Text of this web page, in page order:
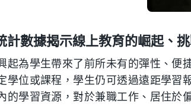
計數據揭示線上教育的崛起、
起為學生帶來了前所未有的彈性、便
學位或課程，學生仍可透過遠距學習
的學習資源，對於兼職工作、居住於